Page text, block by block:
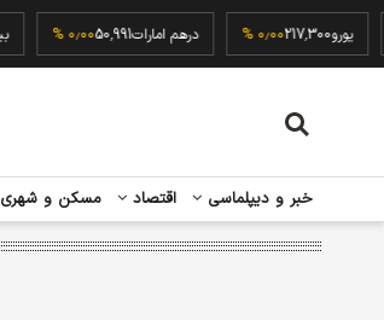
یورو217,300 درهم امارات50,991
خبر و دیپلماسی اقتصاد مسکن و شهری